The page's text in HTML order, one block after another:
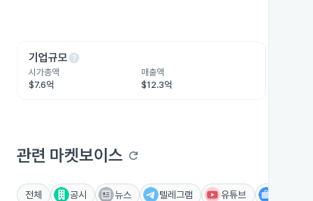
기업규모help
시가총액
$7.6억
매출액
$12.3억
관련 마켓보이스 refresh
전체 공시 뉴스 텔레그램 유튜브